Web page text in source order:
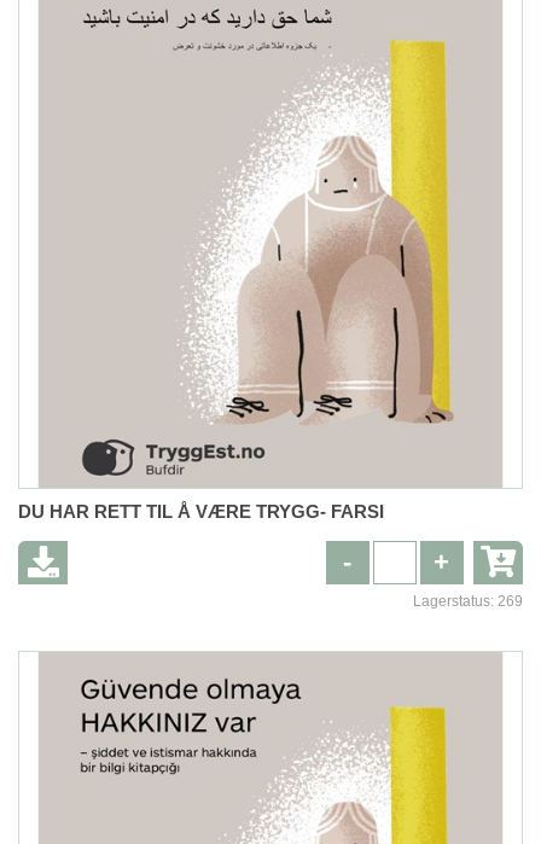
DU HAR RETT TIL Å VÆRE TRYGG- FARSI
+
-
Lagerstatus: 269